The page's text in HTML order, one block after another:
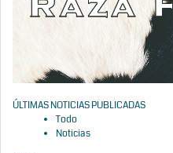
ÚLTIMAS NOTICIAS PUBLICADAS
Todo
Noticias